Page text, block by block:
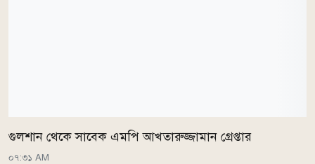
গুলশান থেকে সাবেক এমপি আখতারুজ্জামান গ্রেপ্তার
০৭:৩১ AM